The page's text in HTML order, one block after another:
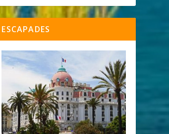
ESCAPADES